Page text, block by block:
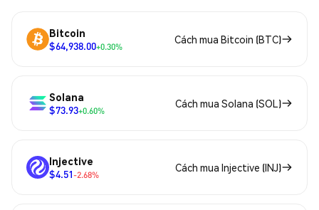
Bitcoin
$64,938.00+0.30%
Cách mua Bitcoin (BTC)
Solana
$73.93+0.60%
Cách mua Solana (SOL)
Injective
$4.51-2.68%
Cách mua Injective (INJ)